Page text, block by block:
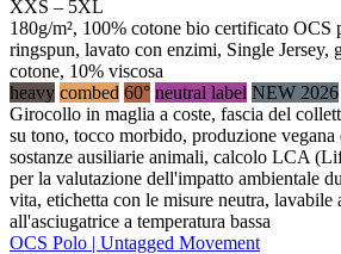
XXS – 5XL
180g/m², 100% cotone bio certificato OCS
ringspun, lavato con enzimi, Single Jersey,
cotone, 10% viscosa
heavy combed 60° neutral label NEW 2026
Girocollo in maglia a coste, fascia del
su tono, tocco morbido, produzione vegana
sostanze ausiliarie animali, calcolo LCA
per la valutazione dell'impatto ambientale
vita, etichetta con le misure neutra, lavabile
all'asciugatrice a temperatura bassa
OCS Polo | Untagged Movement